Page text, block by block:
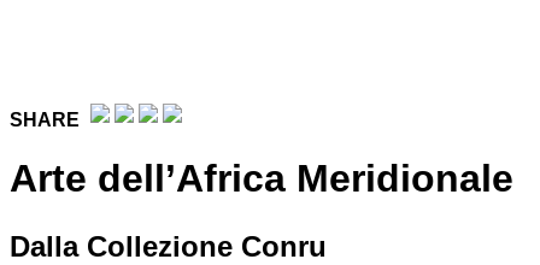
SHARE
Arte dell’Africa Meridionale
Dalla Collezione Conru